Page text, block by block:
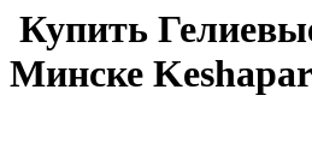
Купить
Минске